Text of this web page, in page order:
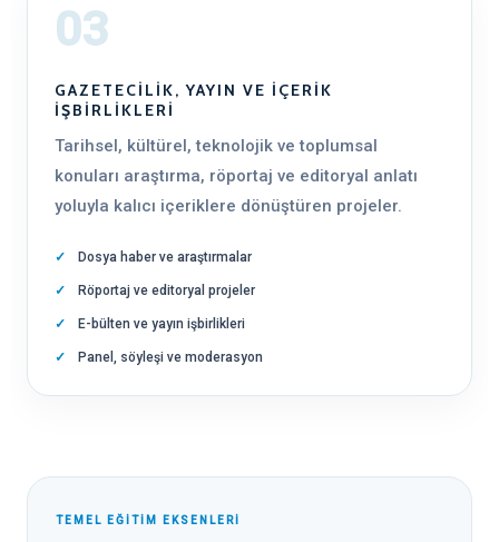
03
GAZETECILIK, YAYIN VE İÇERIK
İŞBIRLIKLERI
Tarihsel, kültürel, teknolojik ve toplumsal
konuları araştırma, röportaj ve editoryal anlatı
yoluyla kalıcı içeriklere dönüştüren projeler.
Dosya haber ve araştırmalar
Röportaj ve editoryal projeler
E-bülten ve yayın işbirlikleri
Panel, söyleşi ve moderasyon
TEMEL EĞİTİM EKSENLERİ